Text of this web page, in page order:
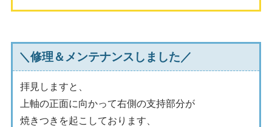
＼修理＆メンテナンスしました／
拝見しますと、
上軸の正面に向かって右側の支持部分が
焼きつきを起こしております、